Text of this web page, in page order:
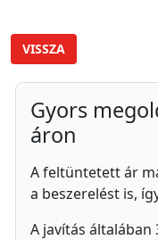
VISSZA
Gyors
áron
A feltüntetett ár
a beszerelést is,
A javítás általában